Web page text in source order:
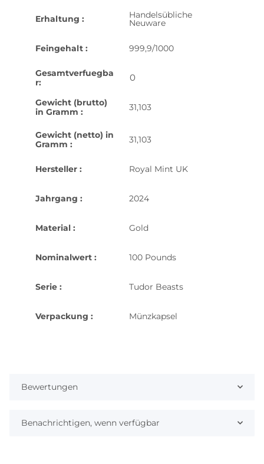
Erhaltung : Handelsübliche
Neuware
Feingehalt : 999,9/1000
Gesamtverfuegba
r:
0
Gewicht (brutto)
in Gramm :
31,103
Gewicht (netto) in
Gramm :
31,103
Hersteller : Royal Mint UK
Jahrgang : 2024
Material : Gold
Nominalwert : 100 Pounds
Serie : Tudor Beasts
Verpackung : Münzkapsel
Bewertungen
Benachrichtigen, wenn verfügbar